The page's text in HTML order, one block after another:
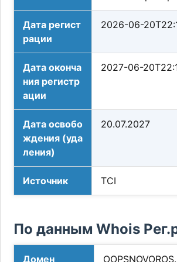
Дата регист
рации
2026-06-
Дата оконча
ния регистр
ации
2027-06-
Дата освобо
ждения (уда
ления)
20.07.2027
Источник TCI
По данным Whois
Домен